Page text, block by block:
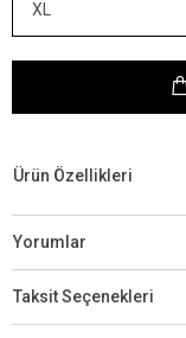
Ürün Özellikleri
Yorumlar
Taksit Seçenekleri